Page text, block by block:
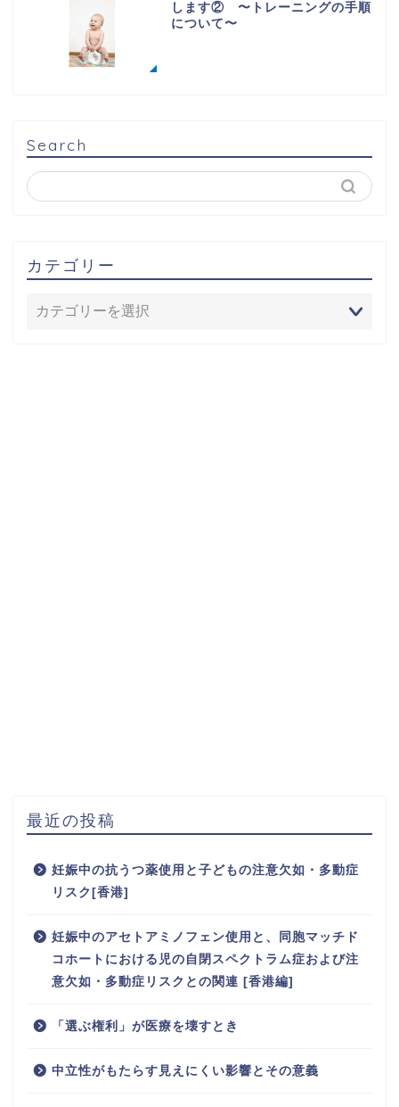
します② 〜トレーニングの手順
について〜
Search
カテゴリー
最近の投稿
妊娠中の抗うつ薬使用と子どもの注意欠如・多動症
リスク[香港]
妊娠中のアセトアミノフェン使用と、同胞マッチド
コホートにおける児の自閉スペクトラム症および注
意欠如・多動症リスクとの関連 [香港編]
「選ぶ権利」が医療を壊すとき
中立性がもたらす見えにくい影響とその意義